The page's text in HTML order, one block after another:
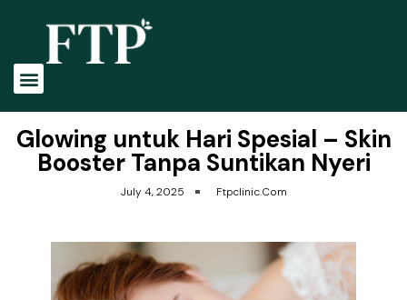
Glowing untuk Hari Spesial – Skin
Booster Tanpa Suntikan Nyeri
July 4, 2025 Ftpclinic.com